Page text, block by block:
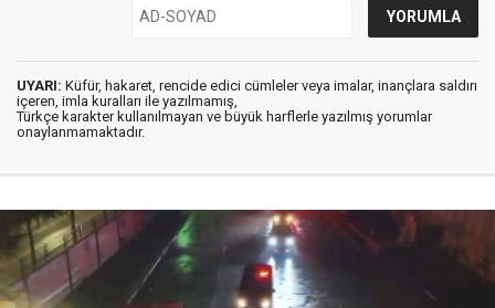
UYARI: Küfür, hakaret, rencide edici cümleler veya imalar, inançlara saldırı
içeren, imla kuralları ile yazılmamış,
Türkçe karakter kullanılmayan ve büyük harflerle yazılmış yorumlar
onaylanmamaktadır.